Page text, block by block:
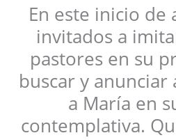
En este inicio de
invitados a
pastores en su
buscar y anunciar
a María en
contemplativa.